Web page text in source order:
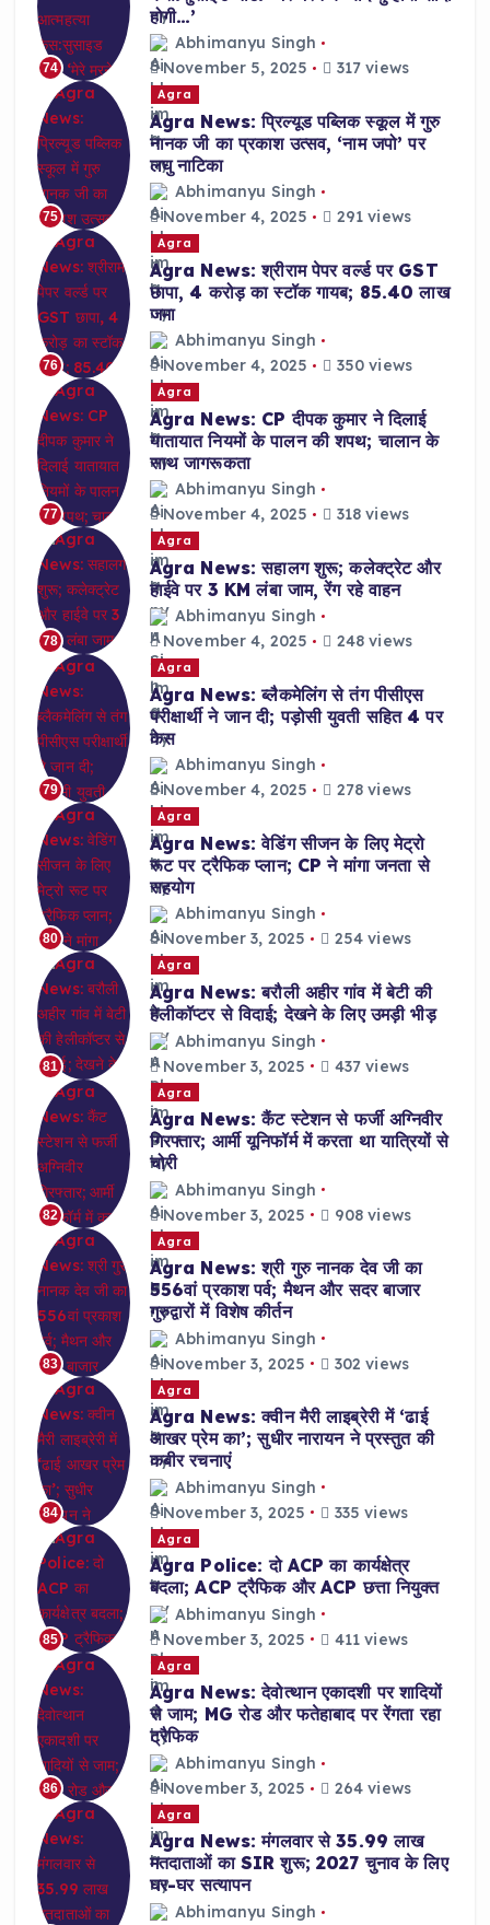
74
होगी…’
Abhimanyu Singh
November 5, 2025
317 views
75
Agra
Agra News: प्रिल्यूड पब्लिक स्कूल में गुरु
नानक जी का प्रकाश उत्सव, ‘नाम जपो’ पर
लघु नाटिका
Abhimanyu Singh
November 4, 2025
291 views
76
Agra
Agra News: श्रीराम पेपर वर्ल्ड पर GST
छापा, 4 करोड़ का स्टॉक गायब; 85.40 लाख
जमा
Abhimanyu Singh
November 4, 2025
350 views
77
Agra
Agra News: CP दीपक कुमार ने दिलाई
यातायात नियमों के पालन की शपथ; चालान के
साथ जागरूकता
Abhimanyu Singh
November 4, 2025
318 views
78
Agra
Agra News: सहालग शुरू; कलेक्ट्रेट और
हाईवे पर 3 KM लंबा जाम, रेंग रहे वाहन
Abhimanyu Singh
November 4, 2025
248 views
79
Agra
Agra News: ब्लैकमेलिंग से तंग पीसीएस
परीक्षार्थी ने जान दी; पड़ोसी युवती सहित 4 पर
केस
Abhimanyu Singh
November 4, 2025
278 views
80
Agra
Agra News: वेडिंग सीजन के लिए मेट्रो
रूट पर ट्रैफिक प्लान; CP ने मांगा जनता से
सहयोग
Abhimanyu Singh
November 3, 2025
254 views
81
Agra
Agra News: बरौली अहीर गांव में बेटी की
हेलीकॉप्टर से विदाई; देखने के लिए उमड़ी भीड़
Abhimanyu Singh
November 3, 2025
437 views
82
Agra
Agra News: कैंट स्टेशन से फर्जी अग्निवीर
गिरफ्तार; आर्मी यूनिफॉर्म में करता था यात्रियों से
चोरी
Abhimanyu Singh
November 3, 2025
908 views
83
Agra
Agra News: श्री गुरु नानक देव जी का
556वां प्रकाश पर्व; मैथन और सदर बाजार
गुरुद्वारों में विशेष कीर्तन
Abhimanyu Singh
November 3, 2025
302 views
84
Agra
Agra News: क्वीन मैरी लाइब्रेरी में ‘ढाई
आखर प्रेम का’; सुधीर नारायन ने प्रस्तुत की
कबीर रचनाएं
Abhimanyu Singh
November 3, 2025
335 views
85
Agra
Agra Police: दो ACP का कार्यक्षेत्र
बदला; ACP ट्रैफिक और ACP छत्ता नियुक्त
Abhimanyu Singh
November 3, 2025
411 views
86
Agra
Agra News: देवोत्थान एकादशी पर शादियों
से जाम; MG रोड और फतेहाबाद पर रेंगता रहा
ट्रैफिक
Abhimanyu Singh
November 3, 2025
264 views
Agra
Agra News: मंगलवार से 35.99 लाख
मतदाताओं का SIR शुरू; 2027 चुनाव के लिए
घर-घर सत्यापन
Abhimanyu Singh